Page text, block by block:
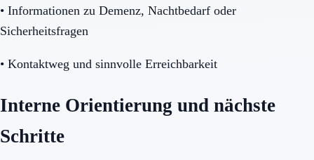
• Informationen zu Demenz, Nachtbedarf oder
Sicherheitsfragen
• Kontaktweg und sinnvolle Erreichbarkeit
Interne Orientierung und nächste
Schritte